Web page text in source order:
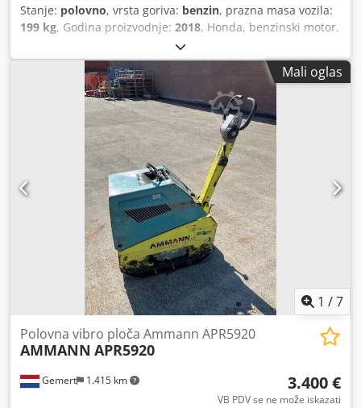
Stanje: polovno, vrsta goriva: benzin, prazna masa vozila:
199 kg, Godina proizvodnje: 2018, Honda, benzinski motor.
Ručni start. Težina: 199 kg. Dkedpfx Ajxw H Hvocler Snaga
udarca: 30 kN. Širina ploče: 50 cm. Kretanje napred/nazad.
Cena: 1.700 € (bez PDV-a). Na lageru imamo više komada!
Mali oglas
1 /7
Gemert 1.415 km
Polovna vibro ploča Ammann APR5920
AMMANN APR5920
3.400 €
VB PDV se ne može iskazati